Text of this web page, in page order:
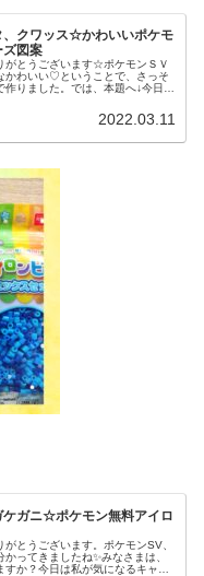
、クワッス☆かわいいポケモ
ズ図案
がとうございます☆ポケモンＳＶ
かわいい♡ということで、さっそ
りました。では、本題へ↓今日の
2022.03.11
ケガニ☆ポケモン無料アイロ
がとうございます。ポケモンSV、
ってきましたね✨みなさまは、
か？今日は私が気になるキャラ